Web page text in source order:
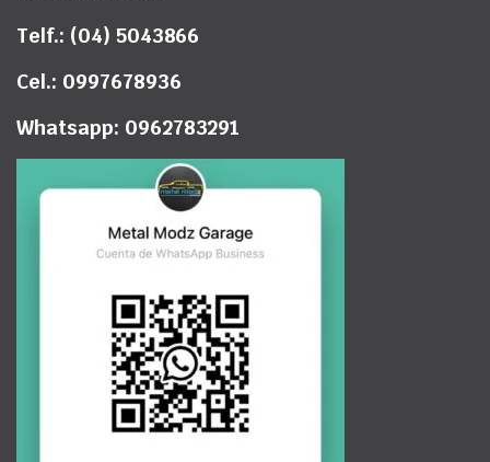
Telf.: (04) 5043866
Cel.: 0997678936
Whatsapp: 0962783291